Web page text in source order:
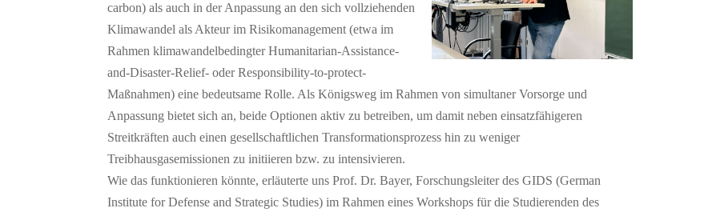
carbon) als auch in der Anpassung an den sich vollziehenden
Klimawandel als Akteur im Risikomanagement (etwa im
Rahmen klimawandelbedingter Humanitarian-Assistance-
and-Disaster-Relief- oder Responsibility-to-protect-
Maßnahmen) eine bedeutsame Rolle. Als Königsweg im Rahmen von simultaner Vorsorge und
Anpassung bietet sich an, beide Optionen aktiv zu betreiben, um damit neben einsatzfähigeren
Streitkräften auch einen gesellschaftlichen Transformationsprozess hin zu weniger
Treibhausgasemissionen zu initiieren bzw. zu intensivieren.
Wie das funktionieren könnte, erläuterte uns Prof. Dr. Bayer, Forschungsleiter des GIDS (German
Institute for Defense and Strategic Studies) im Rahmen eines Workshops für die Studierenden des